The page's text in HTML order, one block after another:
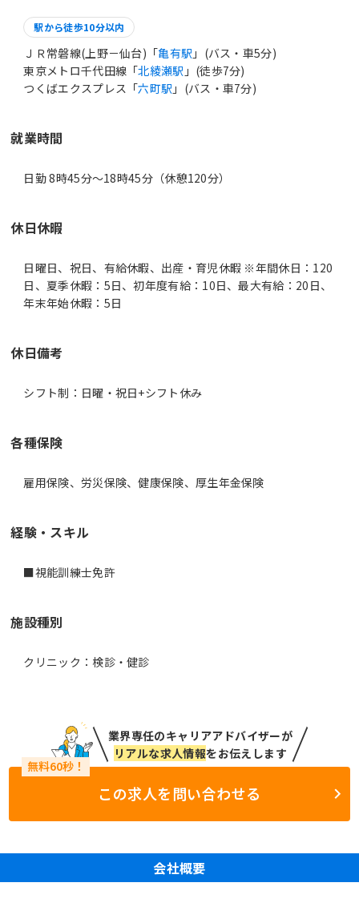
駅から徒歩10分以内
ＪＲ常磐線(上野－仙台)「亀有駅 」(バス・車5分)
東京メトロ千代田線「北綾瀬駅 」(徒歩7分)
つくばエクスプレス「六町駅 」(バス・車7分)
就業時間
日勤 8時45分〜18時45分（休憩120分）
休日休暇
日曜日、祝日、有給休暇、出産・育児休暇 ※年間休日：120
日、夏季休暇：5日、初年度有給：10日、最大有給：20日、
年末年始休暇：5日
休日備考
シフト制：日曜・祝日+シフト休み
各種保険
雇用保険、労災保険、健康保険、厚生年金保険
経験・スキル
■視能訓練士免許
施設種別
クリニック：検診・健診
業界専任のキャリアアドバイザーが
リアルな求人情報をお伝えします
この求人を問い合わせる
会社概要